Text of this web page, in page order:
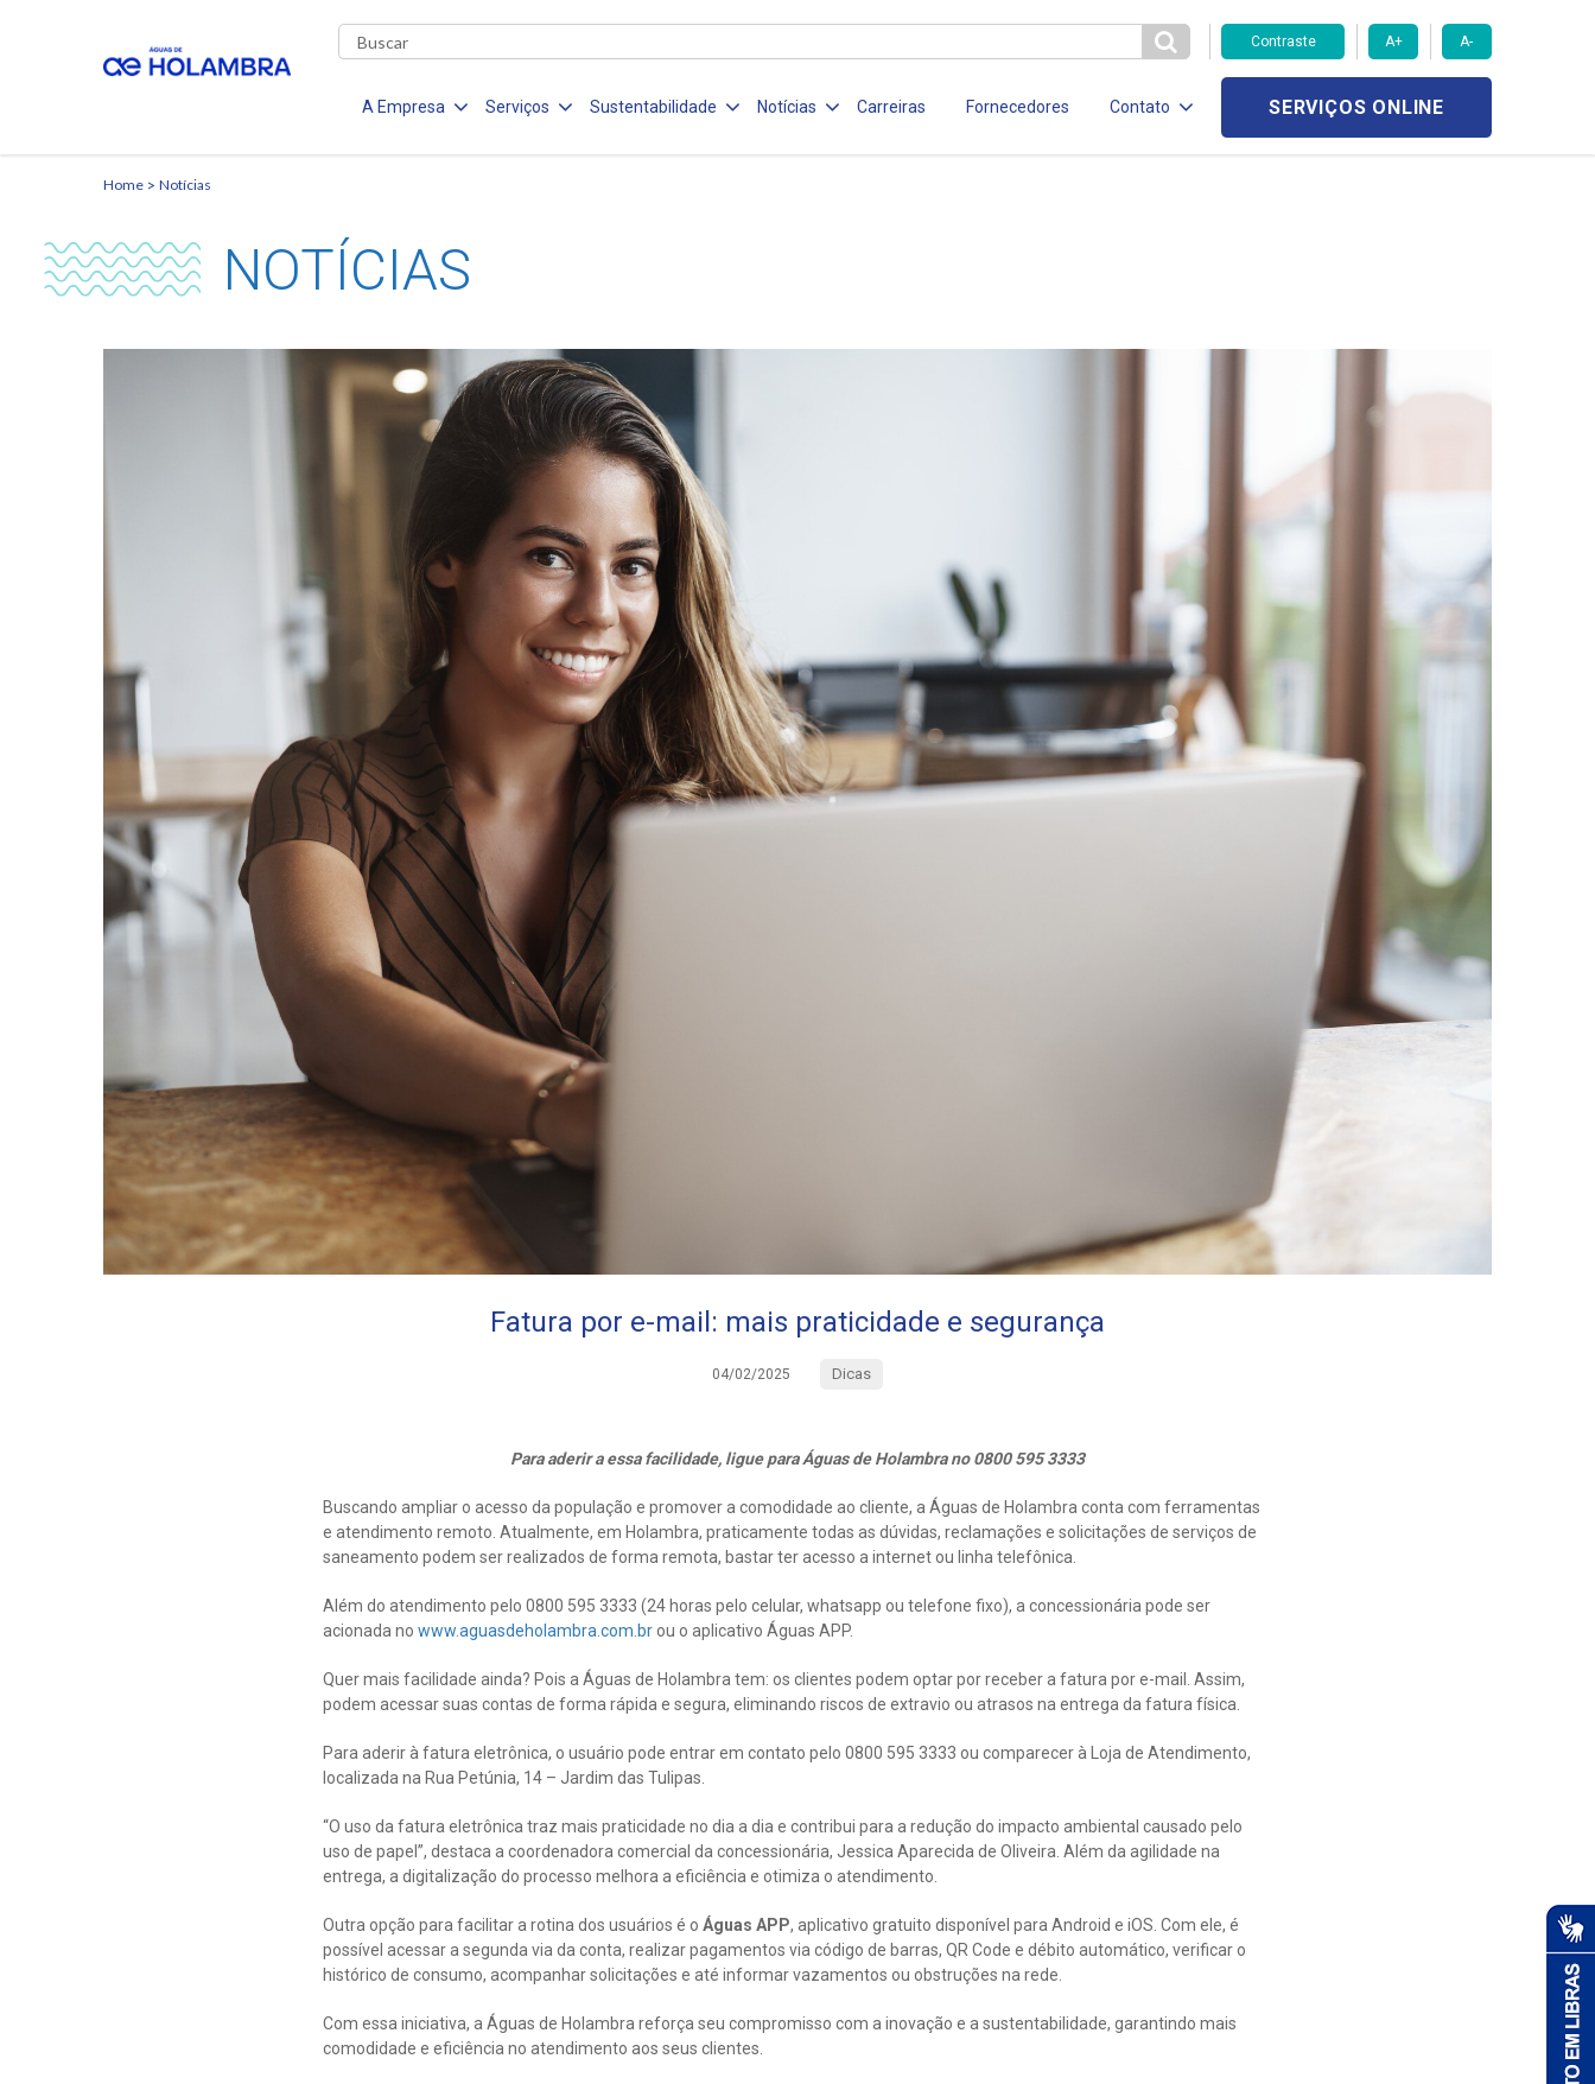
Contraste A+ A-
A Empresa Serviços Sustentabilidade Notícias Carreiras Fornecedores Contato SERVIÇOS ONLINE
Home Notícias
NOTÍCIAS
Fatura por e-mail: mais praticidade e segurança
04/02/2025 Dicas
Para aderir a essa facilidade, ligue para Águas de Holambra no 0800 595 3333
Buscando ampliar o acesso da população e promover a comodidade ao cliente, a Águas de Holambra conta com ferramentas
e atendimento remoto. Atualmente, em Holambra, praticamente todas as dúvidas, reclamações e solicitações de serviços de
saneamento podem ser realizados de forma remota, bastar ter acesso a internet ou linha telefônica.
Além do atendimento pelo 0800 595 3333 (24 horas pelo celular, whatsapp ou telefone fixo), a concessionária pode ser
acionada no www.aguasdeholambra.com.brou o aplicativo Águas APP.
Quer mais facilidade ainda? Pois a Águas de Holambra tem: os clientes podem optar por receber a fatura por e-mail. Assim,
podem acessar suas contas de forma rápida e segura, eliminando riscos de extravio ou atrasos na entrega da fatura física.
Para aderir à fatura eletrônica, o usuário pode entrar em contato pelo 0800 595 3333 ou comparecer à Loja de Atendimento,
localizada na Rua Petúnia, 14 – Jardim das Tulipas.
“O uso da fatura eletrônica traz mais praticidade no dia a dia e contribui para a redução do impacto ambiental causado pelo
uso de papel”, destaca a coordenadora comercial da concessionária, Jessica Aparecida de Oliveira. Além da agilidade na
entrega, a digitalização do processo melhora a eficiência e otimiza o atendimento.
Outra opção para facilitar a rotina dos usuários é o Águas APP, aplicativo gratuito disponível para Android e iOS. Com ele, é
possível acessar a segunda via da conta, realizar pagamentos via código de barras, QR Code e débito automático, verificar o
histórico de consumo, acompanhar solicitações e até informar vazamentos ou obstruções na rede.
Com essa iniciativa, a Águas de Holambra reforça seu compromisso com a inovação e a sustentabilidade, garantindo mais
comodidade e eficiência no atendimento aos seus clientes.